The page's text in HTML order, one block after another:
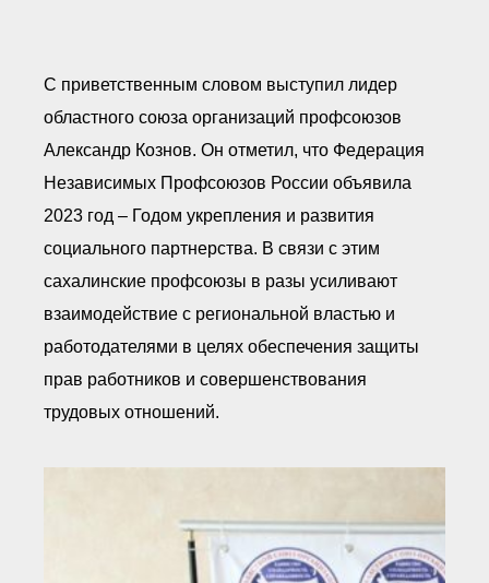
С приветственным словом выступил лидер
областного союза организаций профсоюзов
Александр Кознов. Он отметил, что Федерация
Независимых Профсоюзов России объявила
2023 год – Годом укрепления и развития
социального партнерства. В связи с этим
сахалинские профсоюзы в разы усиливают
взаимодействие с региональной властью и
работодателями в целях обеспечения защиты
прав работников и совершенствования
трудовых отношений.